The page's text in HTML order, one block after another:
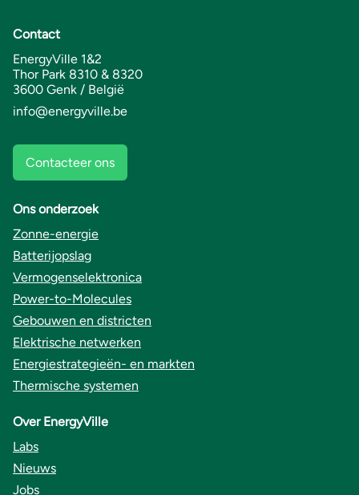
Contact
EnergyVille 1&2
Thor Park 8310 & 8320
3600 Genk / België
info@energyville.be
Contacteer ons
Ons onderzoek
Zonne-energie
Batterijopslag
Vermogenselektronica
Power-to-Molecules
Gebouwen en districten
Elektrische netwerken
Energiestrategieën- en markten
Thermische systemen
Over EnergyVille
Labs
Nieuws
Jobs